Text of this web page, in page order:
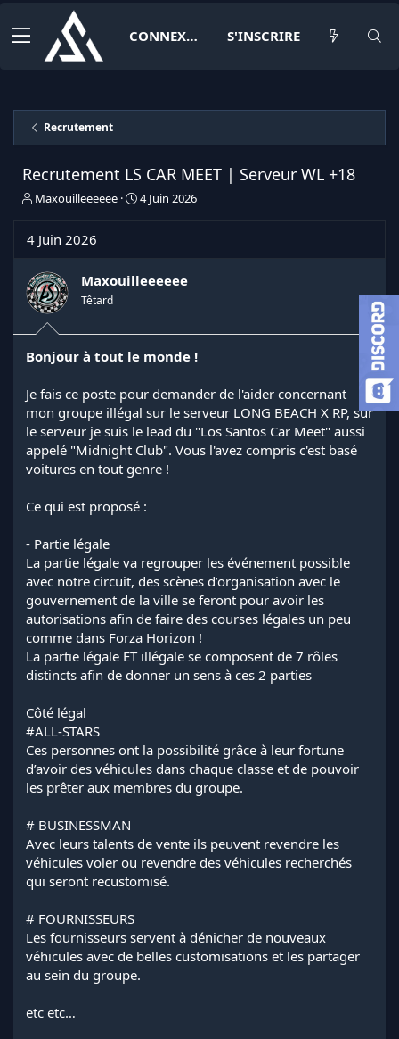
CONNEXION S'INSCRIRE
Recrutement
Recrutement LS CAR MEET | Serveur WL +18
I
t
a
t
e
u
d
l
d
i
s
c
s
o
n
Maxouilleeeeee
D
e
t
4 Juin 2026
4 Juin 2026
Maxouilleeeeee
Têtard
Bonjour à tout le monde !
Je fais ce poste pour demander de l'aider concernant
mon groupe illégal sur le serveur LONG BEACH X RP, sur
le serveur je suis le lead du "Los Santos Car Meet" aussi
appelé "Midnight Club". Vous l'avez compris c'est basé
voitures en tout genre !
Ce qui est proposé :
- Partie légale
La partie légale va regrouper les événement possible
avec notre circuit, des scènes d’organisation avec le
gouvernement de la ville se feront pour avoir les
autorisations afin de faire des courses légales un peu
comme dans Forza Horizon !
La partie légale ET illégale se composent de 7 rôles
distincts afin de donner un sens à ces 2 parties
Côté légal
#ALL-STARS
Ces personnes ont la possibilité grâce à leur fortune
d’avoir des véhicules dans chaque classe et de pouvoir
les prêter aux membres du groupe.
# BUSINESSMAN
Avec leurs talents de vente ils peuvent revendre les
véhicules voler ou revendre des véhicules recherchés
qui seront recustomisé.
# FOURNISSEURS
Les fournisseurs servent à dénicher de nouveaux
véhicules avec de belles customisations et les partager
au sein du groupe.
etc etc…